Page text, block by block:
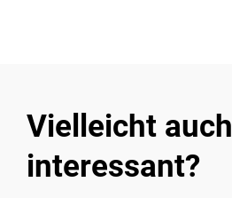
Vielleicht auch
interessant?